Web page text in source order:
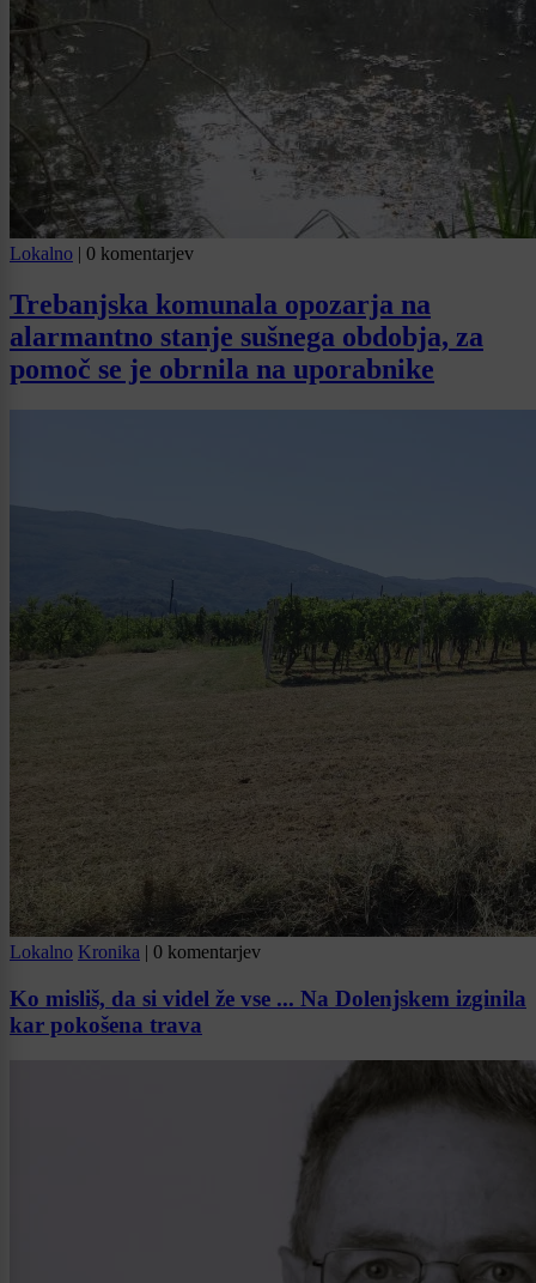
Lokalno | 0 komentarjev
Trebanjska komunala opozarja na
alarmantno stanje sušnega obdobja, za
pomoč se je obrnila na uporabnike
Lokalno Kronika | 0 komentarjev
Ko misliš, da si videl že vse ... Na Dolenjskem izginila
kar pokošena trava